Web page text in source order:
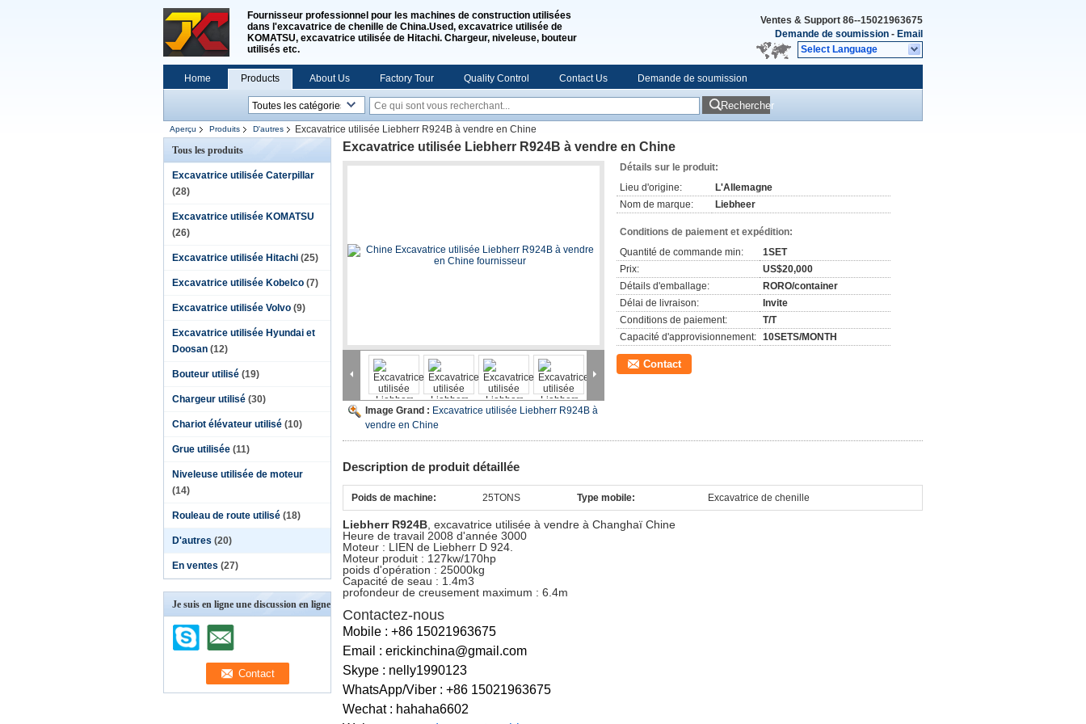
Fournisseur professionnel pour les machines de construction utilisées
dans l'excavatrice de chenille de China.Used, excavatrice utilisée de
KOMATSU, excavatrice utilisée de Hitachi. Chargeur, niveleuse, bouteur
utilisés etc.
Ventes & Support 86--15021963675
Demande de soumission - Email
Select Language
Home Products About Us Factory Tour Quality Control Contact Us Demande de soumission
Rechercher
Aperçu Produits D'autres
Excavatrice utilisée Liebherr R924B à vendre en Chine
Tous les produits
Excavatrice utilisée Caterpillar
(28)
Excavatrice utilisée KOMATSU
(26)
Excavatrice utilisée Hitachi (25)
Excavatrice utilisée Kobelco (7)
Excavatrice utilisée Volvo (9)
Excavatrice utilisée Hyundai et
Doosan (12)
Bouteur utilisé (19)
Chargeur utilisé (30)
Chariot élévateur utilisé (10)
Grue utilisée (11)
Niveleuse utilisée de moteur
(14)
Rouleau de route utilisé (18)
D'autres (20)
En ventes (27)
Je suis en ligne une discussion en ligne
Excavatrice utilisée Liebherr R924B à vendre en Chine
Image Grand : Excavatrice utilisée Liebherr R924B à
vendre en Chine
Détails sur le produit:
Lieu d'origine:
L'Allemagne
Nom de marque:
Liebheer
Conditions de paiement et expédition:
Quantité de commande min:
1SET
Prix:
US$20,000
Détails d'emballage:
RORO/container
Délai de livraison:
Invite
Conditions de paiement:
T/T
Capacité d'approvisionnement: 10SETS/MONTH
Contact
Description de produit détaillée
Poids de machine: 25TONS Type mobile: Excavatrice de chenille
Liebherr R924B , excavatrice utilisée à vendre à Changhaï Chine
Heure de travail 2008 d'année 3000
Moteur : LIEN de Liebherr D 924.
Moteur produit : 127kw/170hp
poids d'opération : 25000kg
Capacité de seau : 1.4m3
profondeur de creusement maximum : 6.4m
Contactez-nous
Mobile : +86 15021963675
Email : erickinchina@gmail.com
Skype : nelly1990123
WhatsApp/Viber : +86 15021963675
Wechat : hahaha6602